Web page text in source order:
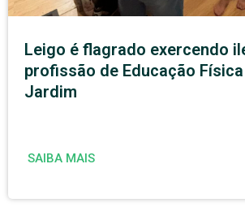
Leigo é flagrado exercendo
profissão de Educação
Jardim
SAIBA MAIS